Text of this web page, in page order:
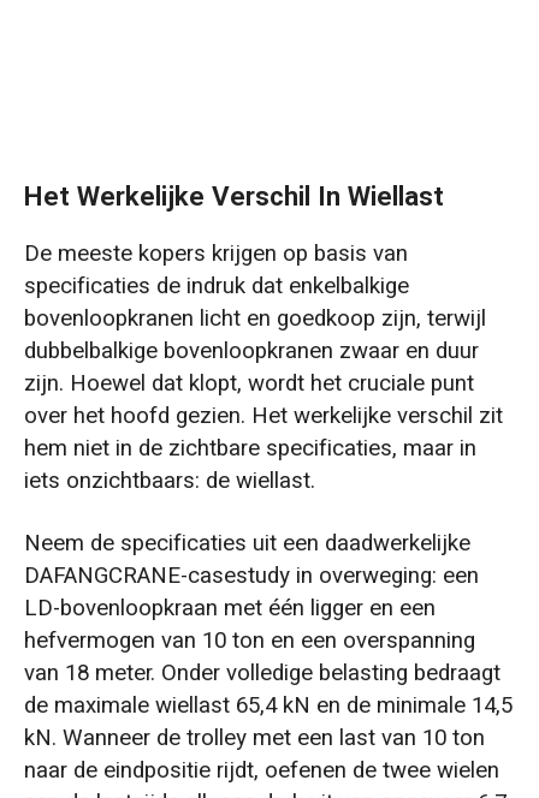
Fout 4: Het negeren van de nadelige gevolgen
van te hoge dienstbelastingen.
Fout 5: Alleen focussen op de initiële offerte
in plaats van op de totale kosten over 20 jaar.
Het Werkelijke Verschil In Wiellast
De meeste kopers krijgen op basis van
specificaties de indruk dat enkelbalkige
bovenloopkranen licht en goedkoop zijn, terwijl
dubbelbalkige bovenloopkranen zwaar en duur
zijn. Hoewel dat klopt, wordt het cruciale punt
over het hoofd gezien. Het werkelijke verschil zit
hem niet in de zichtbare specificaties, maar in
iets onzichtbaars: de wiellast.
Neem de specificaties uit een daadwerkelijke
DAFANGCRANE-casestudy in overweging: een
LD-bovenloopkraan met één ligger en een
hefvermogen van 10 ton en een overspanning
van 18 meter. Onder volledige belasting bedraagt
de maximale wiellast 65,4 kN en de minimale 14,5
kN. Wanneer de trolley met een last van 10 ton
naar de eindpositie rijdt, oefenen de twee wielen